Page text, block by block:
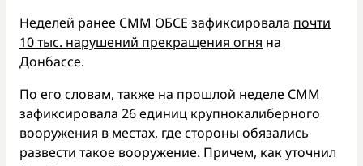
Неделей ранее СММ ОБСЕ зафиксировала почти
10 тыс. нарушений прекращения огня на
Донбассе.
По его словам, также на прошлой неделе СММ
зафиксировала 26 единиц крупнокалиберного
вооружения в местах, где стороны обязались
развести такое вооружение. Причем, как уточнил